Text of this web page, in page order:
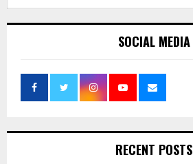
SOCIAL MEDIA
RECENT POSTS